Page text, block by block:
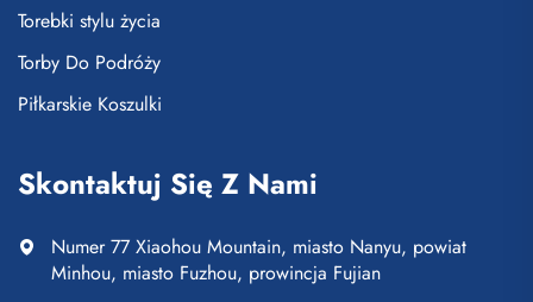
Torebki stylu życia
Torby Do Podróży
Piłkarskie Koszulki
Skontaktuj Się Z Nami
Numer 77 Xiaohou Mountain, miasto Nanyu, powiat
Minhou, miasto Fuzhou, prowincja Fujian